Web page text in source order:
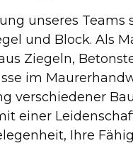
unseres
und Block. Als
Ziegeln,
im
verschiedener
einer
Ihre